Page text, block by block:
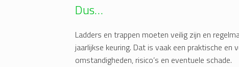
Dus…
Ladders en trappen moeten veilig zijn en
jaarlijkse keuring. Dat is vaak een praktische
omstandigheden, risico’s en eventuele schade.